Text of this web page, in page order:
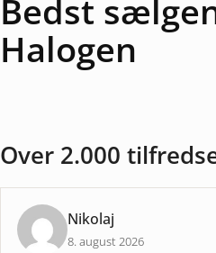
Bedst
Halogen
Over 2.000
Nikolaj
8. august 2026